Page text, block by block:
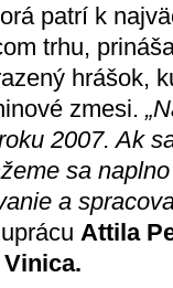
patrí k
trhu,
hrášok,
zmesi.
2007. Ak
sa
a
Attila